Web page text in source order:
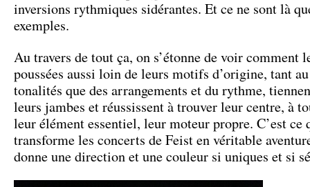
inversions rythmiques sidérantes. Et ce ne sont là
exemples.
Au travers de tout ça, on s’étonne de voir comment
poussées aussi loin de leurs motifs d’origine, tant
tonalités que des arrangements et du rythme,
leurs jambes et réussissent à trouver leur centre, à
leur élément essentiel, leur moteur propre. C’est ce
transforme les concerts de Feist en véritable
donne une direction et une couleur si uniques et si